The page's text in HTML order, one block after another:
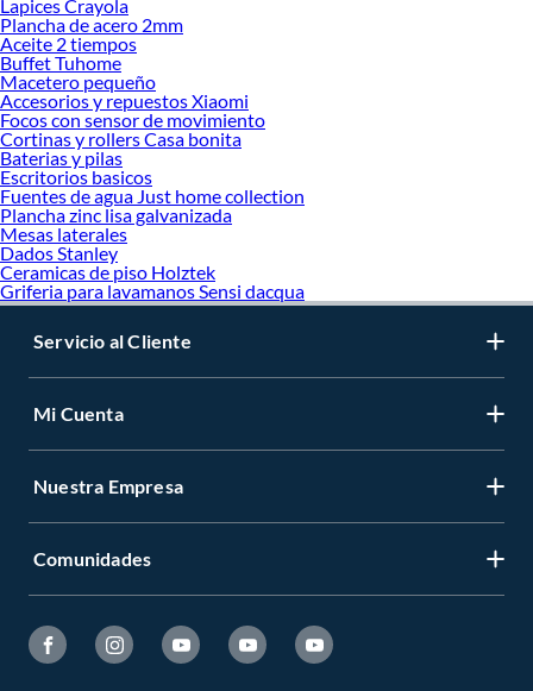
Lapices Crayola
Plancha de acero 2mm
Aceite 2 tiempos
Buffet Tuhome
Macetero pequeño
Accesorios y repuestos Xiaomi
Focos con sensor de movimiento
Cortinas y rollers Casa bonita
Baterias y pilas
Escritorios basicos
Fuentes de agua Just home collection
Plancha zinc lisa galvanizada
Mesas laterales
Dados Stanley
Ceramicas de piso Holztek
Griferia para lavamanos Sensi dacqua
Servicio al Cliente
Mi Cuenta
Nuestra Empresa
Comunidades